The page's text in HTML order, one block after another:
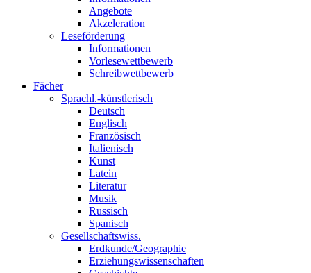
Angebote
Akzeleration
Leseförderung
Informationen
Vorlesewettbewerb
Schreibwettbewerb
Fächer
Sprachl.-künstlerisch
Deutsch
Englisch
Französisch
Italienisch
Kunst
Latein
Literatur
Musik
Russisch
Spanisch
Gesellschaftswiss.
Erdkunde/Geographie
Erziehungswissenschaften